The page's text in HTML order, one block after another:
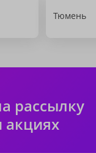
Тюмень
рассылку
акциях